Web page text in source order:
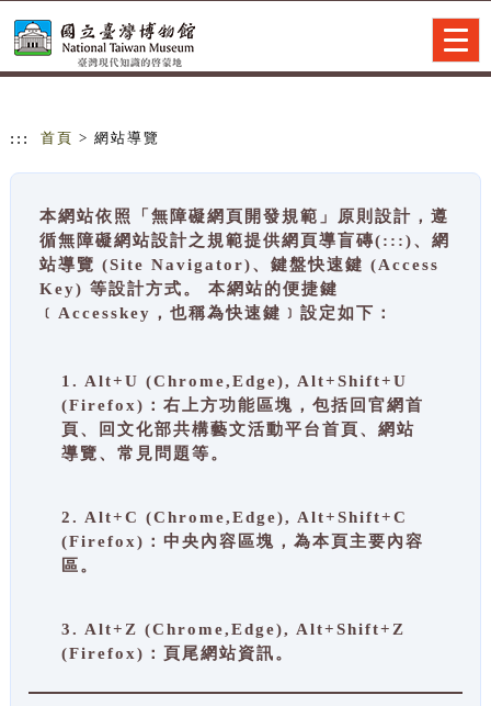
::: 首頁 > 網站導覽
本網站依照「無障礙網頁開發規範」原則設計，遵
循無障礙網站設計之規範提供網頁導盲磚(:::)、網
站導覽 (Site Navigator)、鍵盤快速鍵 (Access
Key) 等設計方式。 本網站的便捷鍵
﹝Accesskey，也稱為快速鍵﹞設定如下：
1. Alt+U (Chrome,Edge), Alt+Shift+U
(Firefox)：右上方功能區塊，包括回官網首
頁、回文化部共構藝文活動平台首頁、網站
導覽、常見問題等。
2. Alt+C (Chrome,Edge), Alt+Shift+C
(Firefox)：中央內容區塊，為本頁主要內容
區。
3. Alt+Z (Chrome,Edge), Alt+Shift+Z
(Firefox)：頁尾網站資訊。